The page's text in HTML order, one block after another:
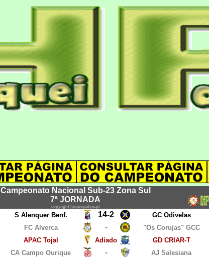
Campeonato Nacional Sub-23 Zona Sul
7ª JORNADA
copyright hoqueipatins.pt
S Alenquer Benf. 14-2
GC Odivelas
FC Alverca -
"Os Corujas" GCC
APAC Tojal
Adiado
GD CRIAR-T
CA Campo Ourique -
AJ Salesiana